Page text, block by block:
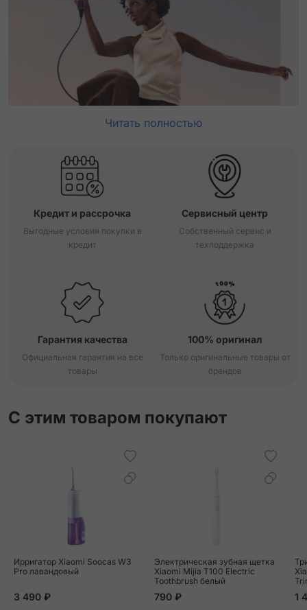
Читать полностью
Кредит и рассрочка
Выгодные условия покупки в
кредит
Сервисный центр
Собственный сервис и
техподдержка
Гарантия качества
Официальная гарантия на все
товары
100% оригинал
Только оригинальные товары от
брендов
С этим товаром покупают
Ирригатор Xiaomi Soocas W3
Pro лавандовый
3 490 ₽
Электрическая зубная щетка
Xiaomi Mijia T100 Electric
Toothbrush белый
790 ₽ 1